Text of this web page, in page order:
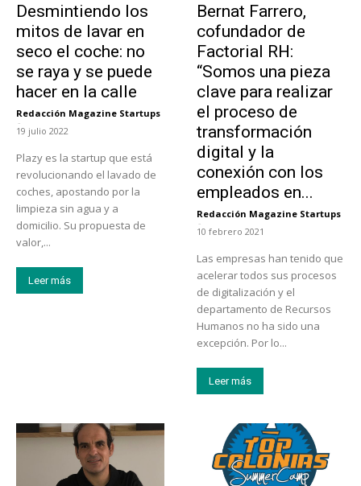
Desmintiendo los
mitos de lavar en
seco el coche: no
se raya y se puede
hacer en la calle
Redacción Magazine Startups
-
19 julio 2022
Plazy es la startup que está
revolucionando el lavado de
coches, apostando por la
limpieza sin agua y a
domicilio. Su propuesta de
valor,...
Leer más
Bernat Farrero,
cofundador de
Factorial RH:
“Somos una pieza
clave para realizar
el proceso de
transformación
digital y la
conexión con los
empleados en...
Redacción Magazine Startups
-
10 febrero 2021
Las empresas han tenido que
acelerar todos sus procesos
de digitalización y el
departamento de Recursos
Humanos no ha sido una
excepción. Por lo...
Leer más